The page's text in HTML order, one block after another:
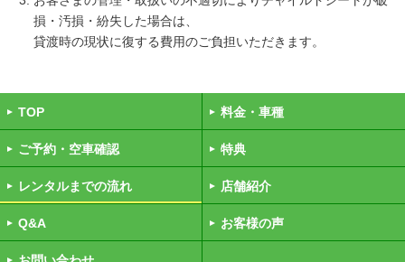
損・汚損・紛失した場合は、
貸渡時の現状に復する費用のご負担いただきます。
TOP 料金・車種
ご予約・空車確認 特典
レンタルまでの流れ 店舗紹介
Q&A お客様の声